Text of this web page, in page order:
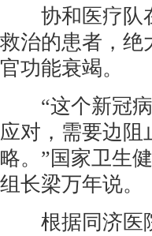
协和医疗队在
救治的患者，绝
官功能衰竭。
“这个新冠病
应对，需要边阻
略。”国家卫生
组长梁万年说。
根据同济医院